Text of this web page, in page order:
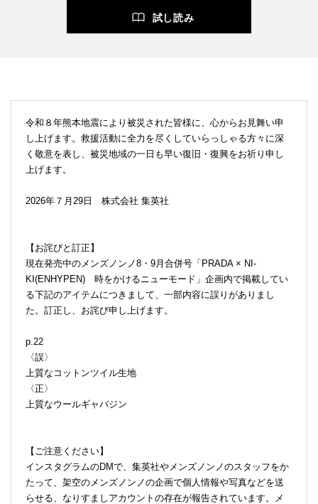
試し読み
令和８年熊本地震により被災された皆様に、心からお見舞い申
し上げます。救援活動に全力を尽くしていらっしゃる方々に深
く敬意を表し、被災地域の一日も早い復旧・復興をお祈り申し
上げます。
2026年７月29日 株式会社 集英社
【お詫びと訂正】
現在発売中のメンズノンノ8・9月合併号「PRADA × NI-
KI(ENHYPEN) 時をかけるニューモード」企画内で掲載してい
る下記のアイテムにつきまして、一部内容に誤りがありまし
た。訂正し、お詫び申し上げます。
p.22
〈誤〉
上質なコットンツイル生地
〈正〉
上質なウールギャバジン
【ご注意ください】
インスタグラムのDMで、集英社やメンズノンノのスタッフをか
たって、架空のメンズノンノの企画で個人情報や写真などを送
らせる、なりすましアカウントの存在が報告されています。メ